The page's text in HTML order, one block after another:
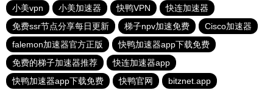
小美vpn
小美加速器 快鸭VPN
快连加速器
免费ssr节点分享每日更新
梯子npv加速免费
Cisco加速器
falemon加速器官方正版
快鸭加速器app下载免费
免费的梯子加速器推荐
快连加速器app
快鸭加速器app下载免费
快鸭官网
bitznet.app